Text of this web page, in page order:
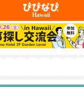
Hawaii